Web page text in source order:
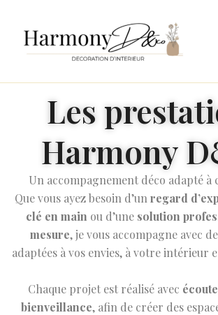
contenu
Les
Harmony
Un accompagnement déco adapté à
Que vous ayez besoin d’un regard
clé en main ou d’une solution
mesure, je vous accompagne avec
adaptées à vos envies, à votre intérieur
Chaque projet est réalisé avec
bienveillance, afin de créer des